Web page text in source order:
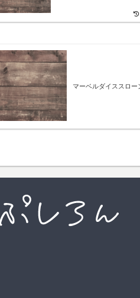
マーベルダイススロー